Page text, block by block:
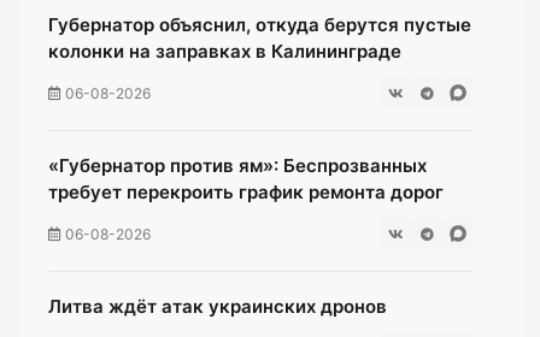
Губернатор объяснил, откуда берутся пустые
колонки на заправках в Калининграде
06-08-2026
«Губернатор против ям»: Беспрозванных
требует перекроить график ремонта дорог
06-08-2026
Литва ждёт атак украинских дронов